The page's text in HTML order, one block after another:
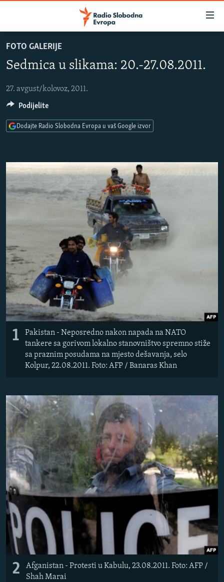
na
glavni
Pređite
na
navigaciju
pretragu
BOSNA I HERCEGOVINA
SRBIJA
KOSOVO
CRNA GORA
VIDEO
INFOGRAFIKE
PODCASTI
RAT U UKRAJINI
KINA NA BALKANU
DNEVNO@RSE
SPECIJALI RSE
VIŠE OD NASLOVA
GENOCID U SREBRENICI
POPLAVE I KLIZIŠTA U BIH 2024.
TV LIBERTY
POST SCRIPTUM
TRI DECENIJE OD RATA U BIH
SVE KARTE DEJTONA
NASTANAK I RASPAD JUGOSLAVIJE
PRATITE NAS
Sve RFE/RL stranice
FOTO GALERIJE
Sedmica u slikama: 20.-27.08.2011.
27. avgust/kolovoz, 2011.
1
Pakistan - Neposredno nakon napada na NATO
tankere sa gorivom lokalno stanovništvo spremno stiže
sa praznim posudama na mjesto dešavanja, selo
Kolpur, 22.08.2011. Foto: AFP / Banaras Khan
2
Afganistan - Protesti u Kabulu, 23.08.2011. Foto: AFP /
Shah Marai
Podijelite
Dodajte Radio Slobodna Evropa u vaš Google izvor
SLUŠAJTE
YouTube Music
YouTube
Pratite